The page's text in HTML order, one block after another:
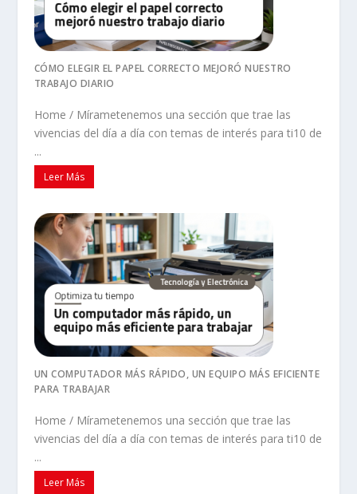
CÓMO ELEGIR EL PAPEL CORRECTO MEJORÓ NUESTRO
TRABAJO DIARIO
Home / Mírametenemos una sección que trae las
vivencias del día a día con temas de interés para ti10 de
...
Leer Más
UN COMPUTADOR MÁS RÁPIDO, UN EQUIPO MÁS EFICIENTE
PARA TRABAJAR
Home / Mírametenemos una sección que trae las
vivencias del día a día con temas de interés para ti10 de
...
Leer Más